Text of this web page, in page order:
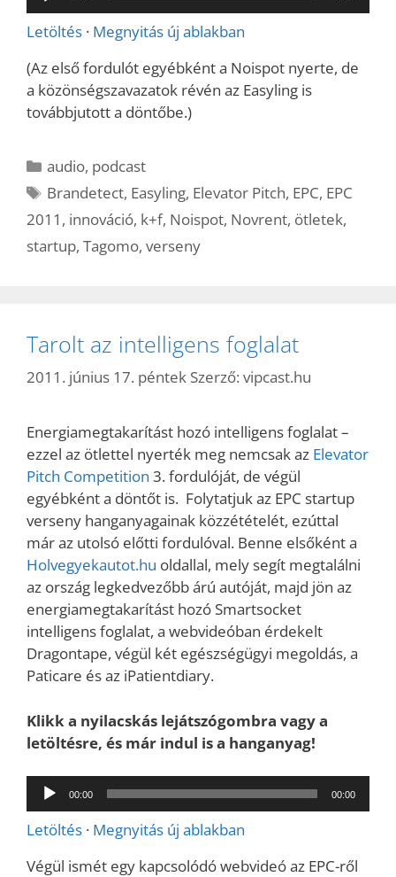
lejátszó
Letöltés · Megnyitás új ablakban
(Az első fordulót egyébként a Noispot nyerte, de
a közönségszavazatok révén az Easyling is
továbbjutott a döntőbe.)
Kategória
audio, podcast
Címkék
Brandetect, Easyling, Elevator Pitch, EPC, EPC
2011 , innováció, k+f, Noispot, Novrent, ötletek,
startup, Tagomo, verseny
Tarolt az intelligens foglalat
2011. június 17. péntek Szerző: vipcast.hu
Energiamegtakarítást hozó intelligens foglalat –
ezzel az ötlettel nyerték meg nemcsak az Elevator
Pitch Competition 3. fordulóját, de végül
egyébként a döntőt is. Folytatjuk az EPC startup
verseny hanganyagainak közzétételét, ezúttal
már az utolsó előtti fordulóval. Benne elsőként a
Holvegyekautot.hu oldallal, mely segít megtalálni
az ország legkedvezőbb árú autóját, majd jön az
energiamegtakarítást hozó Smartsocket
intelligens foglalat, a webvideóban érdekelt
Dragontape, végül két egészségügyi megoldás, a
Paticare és az iPatientdiary.
Klikk a nyilacskás lejátszógombra vagy a
letöltésre, és már indul is a hanganyag!
Audió
lejátszó
00:00 00:00
Letöltés · Megnyitás új ablakban
Végül ismét egy kapcsolódó webvideó az EPC-ről